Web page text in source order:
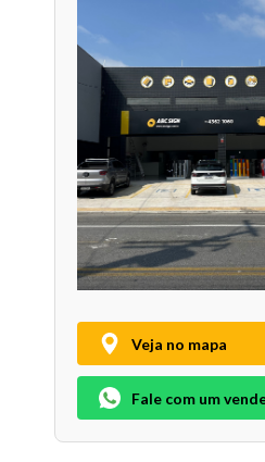
Veja no mapa
Fale com um